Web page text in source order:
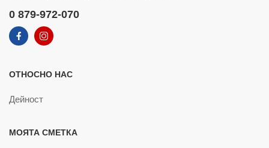
0 879-972-070
ОТНОСНО НАС
Дейност
МОЯТА СМЕТКА